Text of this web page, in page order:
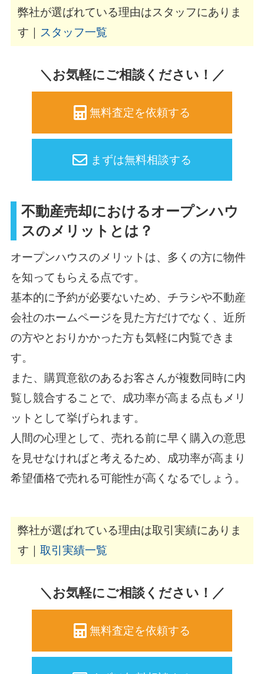
弊社が選ばれている理由はスタッフにありま
す｜
スタッフ一覧
＼お気軽にご相談ください！／
無料査定を依頼する
まずは無料相談する
不動産売却におけるオープンハウ
スのメリットとは？
オープンハウスのメリットは、多くの方に物件
を知ってもらえる点です。
基本的に予約が必要ないため、チラシや不動産
会社のホームページを見た方だけでなく、近所
の方やとおりかかった方も気軽に内覧できま
す。
また、購買意欲のあるお客さんが複数同時に内
覧し競合することで、成功率が高まる点もメリ
ットとして挙げられます。
人間の心理として、売れる前に早く購入の意思
を見せなければと考えるため、成功率が高まり
希望価格で売れる可能性が高くなるでしょう。
弊社が選ばれている理由は取引実績にありま
す｜ 取引実績一覧
＼お気軽にご相談ください！／
無料査定を依頼する